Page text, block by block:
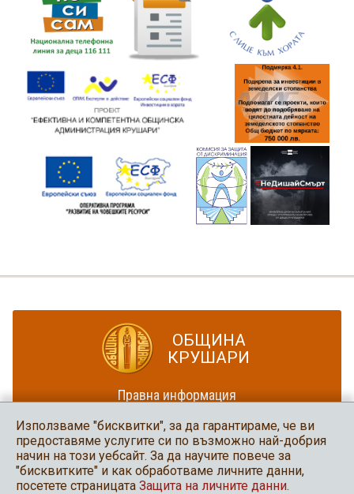
ОБЩИНА
КРУШАРИ
Правна информация
Карта на сайта
Община Крушари
в социалните мрежи
Използваме "бисквитки", за да гарантираме, че ви
предоставяме услугите си по възможно най-добрия
начин на този уебсайт. За да научите повече за
"бисквитките" и как обработваме личните данни,
посетете страницата Защита на личните данни.